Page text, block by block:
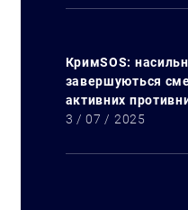
КримSOS:
завершуються
активних
3 / 07 / 2025